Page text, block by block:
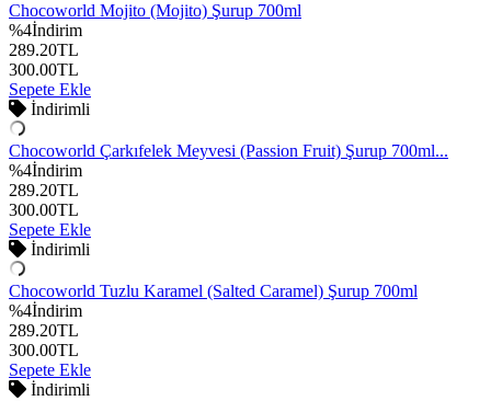
Chocoworld Mojito (Mojito) Şurup 700ml
%4İndirim
289.20TL
300.00TL
Sepete Ekle
İndirimli
Chocoworld Çarkıfelek Meyvesi (Passion Fruit) Şurup 700ml...
%4İndirim
289.20TL
300.00TL
Sepete Ekle
İndirimli
Chocoworld Tuzlu Karamel (Salted Caramel) Şurup 700ml
%4İndirim
289.20TL
300.00TL
Sepete Ekle
İndirimli